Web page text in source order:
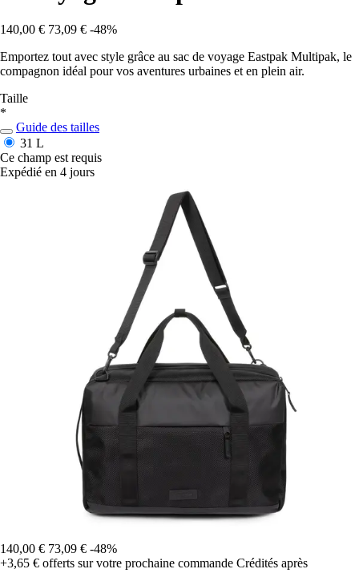
140,00 € 73,09 € -48%
Emportez tout avec style grâce au sac de voyage Eastpak Multipak, le
compagnon idéal pour vos aventures urbaines et en plein air.
Taille
*
Guide des tailles
31 L
Ce champ est requis
Expédié en 4 jours
140,00 € 73,09 € -48%
+3,65 € offerts sur votre prochaine commande Crédités après